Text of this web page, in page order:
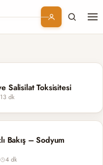
Branşlar
Konular
Kurumsal
Abonelik
Salisilat Toksisitesi
13 dk
Bakış – Sodyum
4 dk